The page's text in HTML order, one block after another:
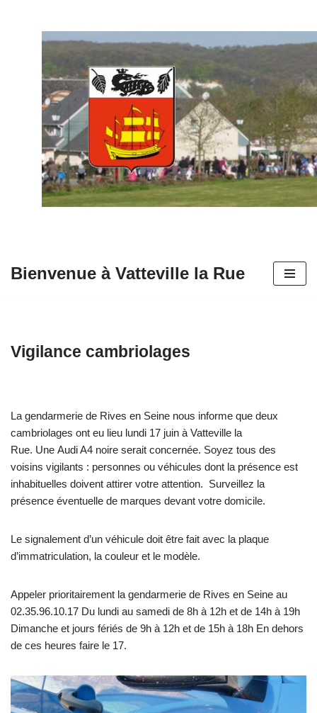
contenu
Bienvenue à Vatteville la Rue
Vigilance cambriolages
La gendarmerie de Rives en Seine nous informe que deux
cambriolages ont eu lieu lundi 17 juin à Vatteville la
Rue. Une Audi A4 noire serait concernée. Soyez tous des
voisins vigilants : personnes ou véhicules dont la présence est
inhabituelles doivent attirer votre attention. Surveillez la
présence éventuelle de marques devant votre domicile.
Le signalement d’un véhicule doit être fait avec la plaque
d’immatriculation, la couleur et le modèle.
Appeler prioritairement la gendarmerie de Rives en Seine au
02.35.96.10.17 Du lundi au samedi de 8h à 12h et de 14h à 19h
Dimanche et jours fériés de 9h à 12h et de 15h à 18h En dehors
de ces heures faire le 17.